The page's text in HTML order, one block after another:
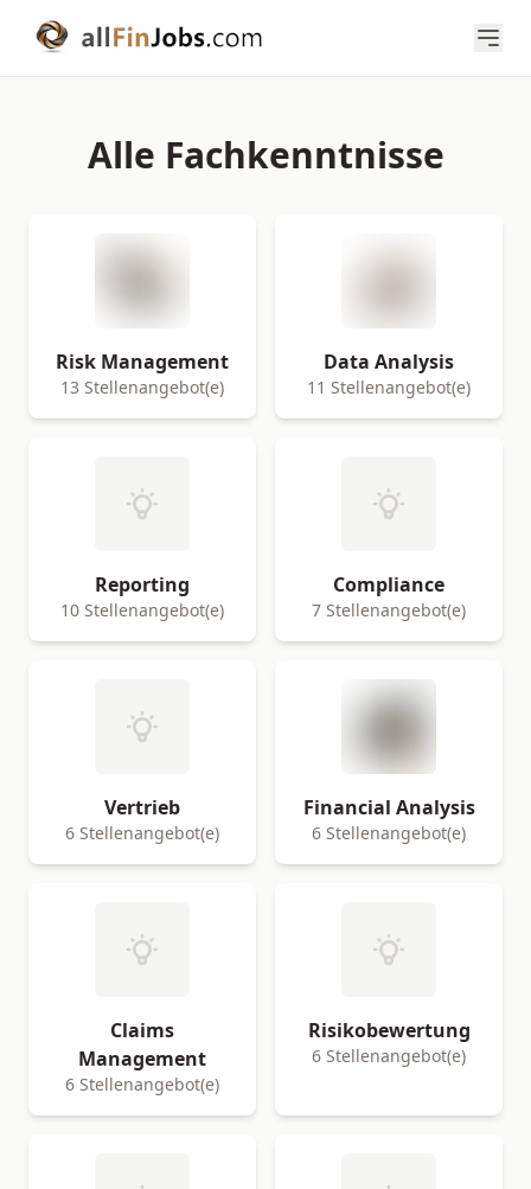
Alle Fachkenntnisse
Risk Management
13 Stellenangebot(e)
Data Analysis
11 Stellenangebot(e)
Reporting
10 Stellenangebot(e)
Compliance
7 Stellenangebot(e)
Vertrieb
6 Stellenangebot(e)
Financial Analysis
6 Stellenangebot(e)
Claims
Management
6 Stellenangebot(e)
Risikobewertung
6 Stellenangebot(e)